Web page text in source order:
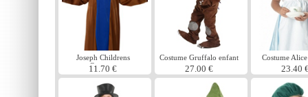
Joseph Childrens
Costume
11.70 €
Costume Gruffalo enfant
27.00 €
Costume
23.40